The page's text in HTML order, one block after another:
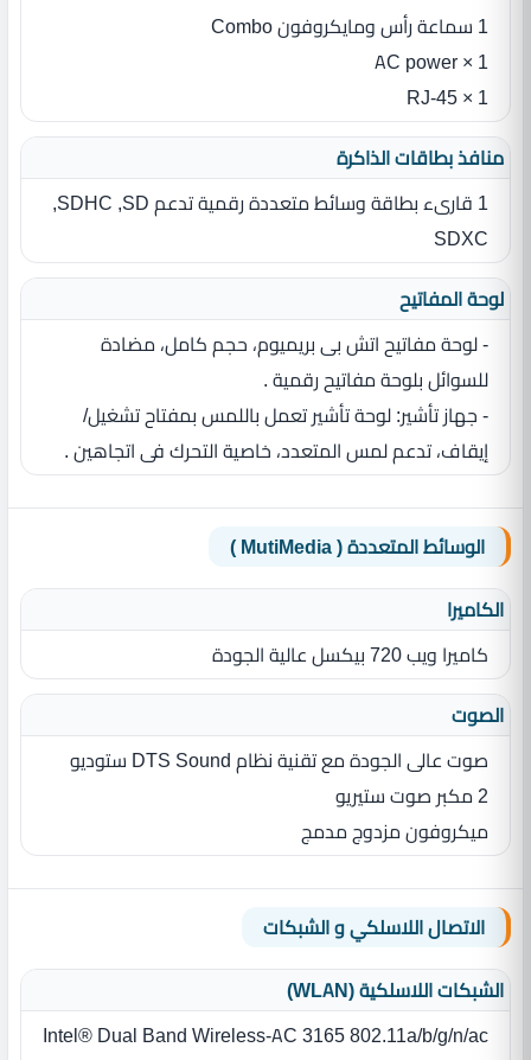
1 سماعة رأس ومايكروفون Combo
1 × AC power
1 × RJ‎-45
منافذ بطاقات الذاكرة
1 قارىء بطاقة وسائط متعددة رقمية تدعم SD‏,‏ SDHC‏,‏
SDXC
لوحة المفاتيح
- لوحة مفاتيح اتش بى بريميوم، حجم كامل، مضادة
للسوائل بلوحة مفاتيح رقمية .
- جهاز تأشير‏:‏ لوحة تأشير تعمل باللمس بمفتاح تشغيل/
إيقاف، تدعم لمس المتعدد، خاصية التحرك فى اتجاهين .
الوسائط المتعددة ( MutiMedia )
الكاميرا
كاميرا ويب 720 بيكسل عالية الجودة
الصوت
صوت عالى الجودة مع تقنية نظام DTS Sound ستوديو
2 مكبر صوت ستيريو
ميكروفون مزدوج مدمج
الاتصال اللاسلكي و الشبكات
الشبكات اللاسلكية (WLAN)
Intel® Dual Band Wireless‎-AC 3165 802.11a/b/g/n/ac